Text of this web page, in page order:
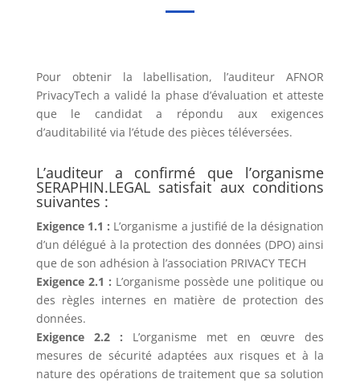
Pour obtenir la labellisation, l’auditeur AFNOR
PrivacyTech a validé la phase d’évaluation et atteste
que le candidat a répondu aux exigences
d’auditabilité via l’étude des pièces téléversées.
L’auditeur a confirmé que l’organisme
SERAPHIN.LEGAL satisfait aux conditions
suivantes :
Exigence 1.1 : L’organisme a justifié de la désignation
d’un délégué à la protection des données (DPO) ainsi
que de son adhésion à l’association PRIVACY TECH
Exigence 2.1 : L’organisme possède une politique ou
des règles internes en matière de protection des
données.
Exigence 2.2 : L’organisme met en œuvre des
mesures de sécurité adaptées aux risques et à la
nature des opérations de traitement que sa solution